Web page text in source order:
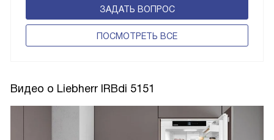
ЗАДАТЬ ВОПРОС
ПОCМОТРЕТЬ ВСЕ
Видео о Liebherr IRBdi 5151